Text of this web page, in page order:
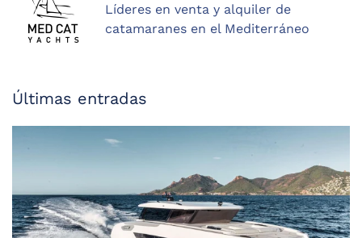
Líderes en venta y alquiler de
catamaranes en el Mediterráneo
Últimas entradas